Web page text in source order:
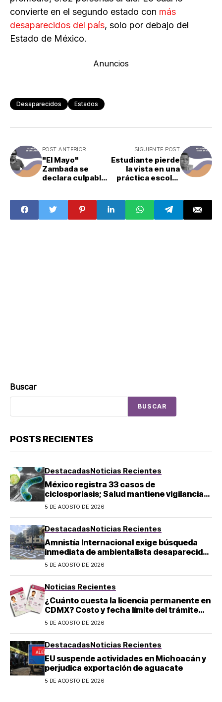
convierte en el segundo estado con más
desaparecidos del país, solo por debajo del
Estado de México.
Anuncios
Desaparecidos Estados
POST ANTERIOR
"El Mayo"
Zambada se
declara culpable
SIGUIENTE POST
Estudiante pierde
la vista en una
práctica escolar
Buscar
BUSCAR
POSTS RECIENTES
DestacadasNoticias Recientes
México registra 33 casos de
ciclosporiasis; Salud mantiene vigilancia
epidemiológica
5 DE AGOSTO DE 2026
DestacadasNoticias Recientes
Amnistía Internacional exige búsqueda
inmediata de ambientalista desaparecido
en Michoacán
5 DE AGOSTO DE 2026
Noticias Recientes
¿Cuánto cuesta la licencia permanente en
CDMX? Costo y fecha límite del trámite
2026
5 DE AGOSTO DE 2026
DestacadasNoticias Recientes
EU suspende actividades en Michoacán y
perjudica exportación de aguacate
5 DE AGOSTO DE 2026